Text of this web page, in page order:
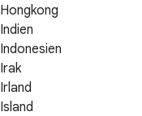
Hongkong
Indien
Indonesien
Irak
Irland
Island